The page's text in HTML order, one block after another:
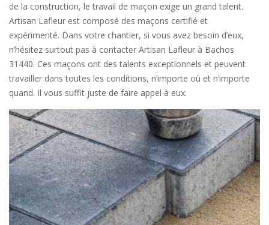
de la construction, le travail de maçon exige un grand talent.
Artisan Lafleur est composé des maçons certifié et
expérimenté. Dans votre chantier, si vous avez besoin d’eux,
n’hésitez surtout pas à contacter Artisan Lafleur à Bachos
31440. Ces maçons ont des talents exceptionnels et peuvent
travailler dans toutes les conditions, n’importe où et n’importe
quand. Il vous suffit juste de faire appel à eux.